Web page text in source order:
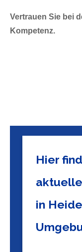
Vertrauen Sie bei
Kompetenz.
Hier
in